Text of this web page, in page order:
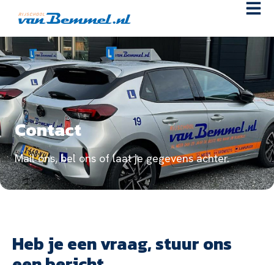
Contact
Mail ons, bel ons of laat je gegevens achter.
Heb je een vraag, stuur ons